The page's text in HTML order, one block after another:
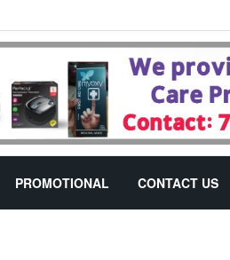
PROMOTIONAL CONTACT US